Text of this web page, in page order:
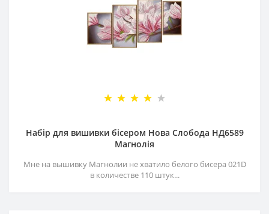
Набір для вишивки бісером Нова Слобода НД6589
Магнолія
Мне на вышивку Магнолии не хватило белого бисера 021D
в количестве 110 штук...